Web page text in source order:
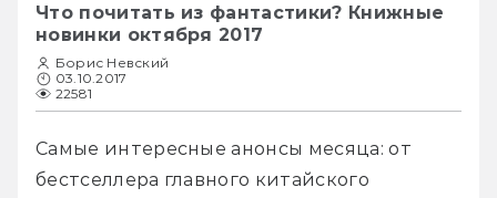
Что почитать из фантастики? Книжные
новинки октября 2017
Борис Невский
03.10.2017
22581
Самые интересные анонсы месяца: от
бестселлера главного китайского